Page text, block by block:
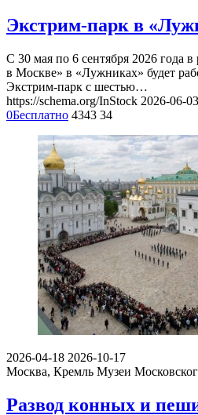
Экстрим-парк в
С 30 мая по 6 сентября 2026 года
в Москве» в «Лужниках» будет
Экстрим-парк с шестью…
https://schema.org/InStock 2026-06-
0Бесплатно 4343 34
2026-04-18 2026-10-17
Москва, Кремль Музеи
Развод конных и